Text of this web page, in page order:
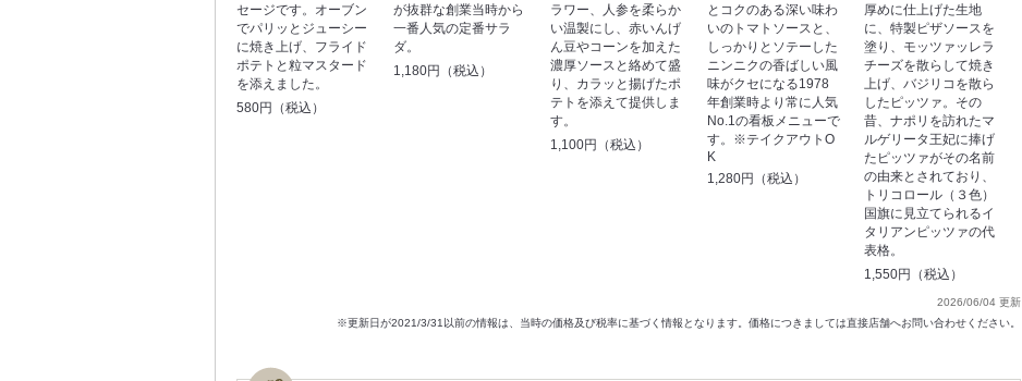
セージです。オーブン
でパリッとジューシー
に焼き上げ、フライド
ポテトと粒マスタード
を添えました。
580円（税込）
が抜群な創業当時から
一番人気の定番サラ
ダ。
1,180円（税込）
ラワー、人参を柔らか
い温製にし、赤いんげ
ん豆やコーンを加えた
濃厚ソースと絡めて盛
り、カラッと揚げたポ
テトを添えて提供しま
す。
1,100円（税込）
とコクのある深い味わ
いのトマトソースと、
しっかりとソテーした
ニンニクの香ばしい風
味がクセになる1978
年創業時より常に人気
No.1の看板メニューで
す。※テイクアウトO
K
1,280円（税込）
厚めに仕上げた生地
に、特製ピザソースを
塗り、モッツァッレラ
チーズを散らして焼き
上げ、バジリコを散ら
したピッツァ。その
昔、ナポリを訪れたマ
ルゲリータ王妃に捧げ
たピッツァがその名前
の由来とされており、
トリコロール（３色）
国旗に見立てられるイ
タリアンピッツァの代
表格。
1,550円（税込）
2026/06/04 更新
※更新日が2021/3/31以前の情報は、当時の価格及び税率に基づく情報となります。価格につきましては直接店舗へお問い合わせください。